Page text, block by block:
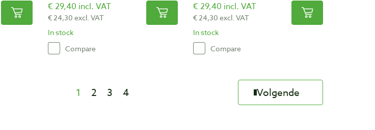
€ 29,40 incl. VAT
€ 24,30 excl. VAT
In stock
Compare
€ 29,40 incl. VAT
€ 24,30 excl. VAT
In stock
Compare
1 2 3 4 Volgende